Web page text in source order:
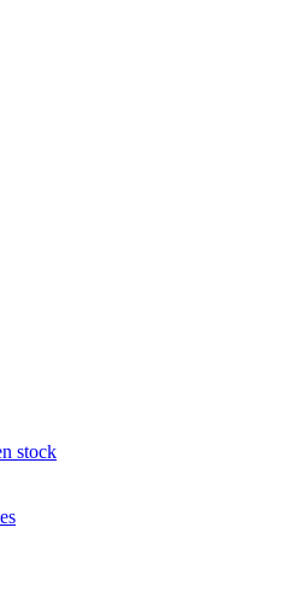
stock